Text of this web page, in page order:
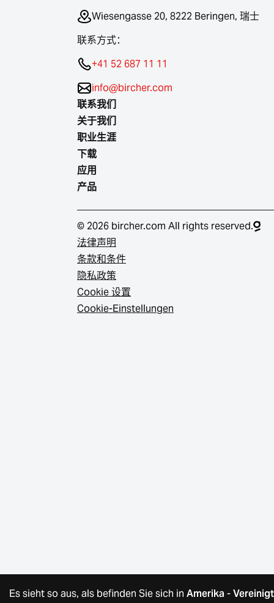
Wiesengasse 20, 8222 Beringen, 瑞士
联系方式：
+41 52 687 11 11
info@bircher.com
联系我们
关于我们
职业生涯
下载
应用
产品
© 2026 bircher.com All rights reserved.
法律声明
条款和条件
隐私政策
Cookie 设置
Cookie-Einstellungen
Es sieht so aus, als befinden Sie sich in Amerika -